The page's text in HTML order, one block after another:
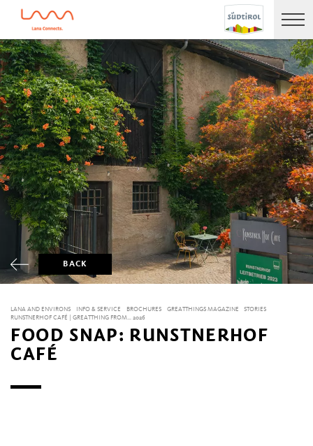
BACK
LANA AND ENVIRONS INFO & SERVICE BROCHURES GREATTHINGS MAGAZINE
STORIES
RUNSTNERHOF CAFÉ | GREATTHING FROM... 2026
FOOD SNAP: RUNSTNERHOF
CAFÉ